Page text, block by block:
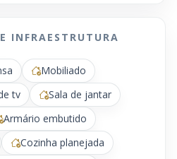
INFRAESTRUTURA
Mobiliado
tv
Sala de jantar
Armário embutido
Cozinha planejada